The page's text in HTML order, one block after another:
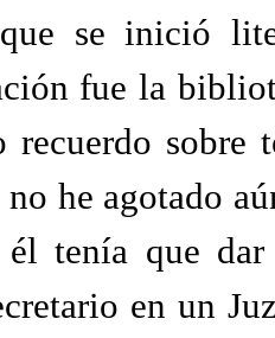
se inició
fue la
recuerdo
he agotado
él tenía que
en un